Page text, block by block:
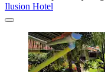
Ilusion Hotel